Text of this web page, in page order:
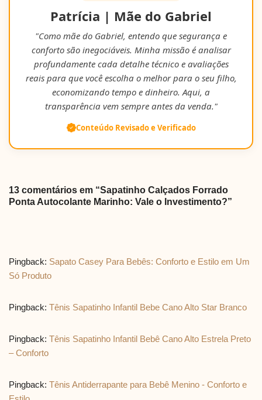
Patrícia | Mãe do Gabriel
"Como mãe do Gabriel, entendo que segurança e
conforto são inegociáveis. Minha missão é analisar
profundamente cada detalhe técnico e avaliações
reais para que você escolha o melhor para o seu filho,
economizando tempo e dinheiro. Aqui, a
transparência vem sempre antes da venda."
Conteúdo Revisado e Verificado
13 comentários em “Sapatinho Calçados Forrado
Ponta Autocolante Marinho: Vale o Investimento?”
Pingback: Sapato Casey Para Bebês: Conforto e Estilo em Um
Só Produto
Pingback: Tênis Sapatinho Infantil Bebe Cano Alto Star Branco
Pingback: Tênis Sapatinho Infantil Bebê Cano Alto Estrela Preto
– Conforto
Pingback: Tênis Antiderrapante para Bebê Menino - Conforto e